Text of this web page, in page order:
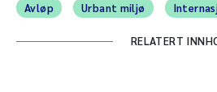
Avløp Urbant miljø
RELATERT